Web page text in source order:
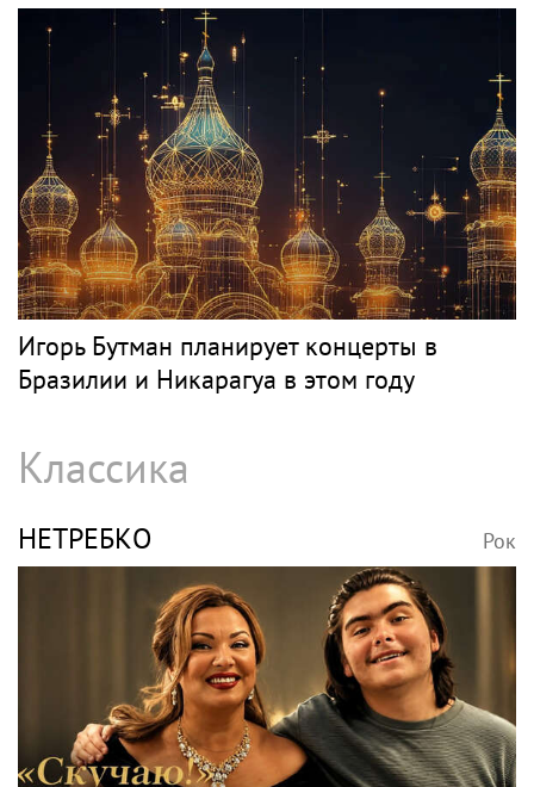
Игорь Бутман планирует концерты в
Бразилии и Никарагуа в этом году
Классика
НЕТРЕБКО Рок